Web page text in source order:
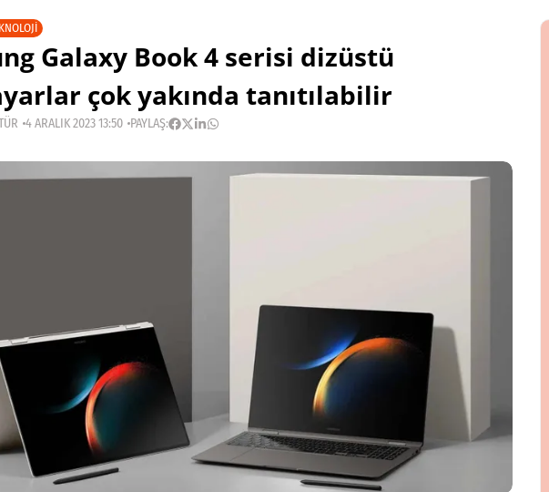
Galaxy Book 4 serisi dizüstü
çok yakında tanıtılabilir
4 ARALIK 2023 13:50 PAYLAŞ: